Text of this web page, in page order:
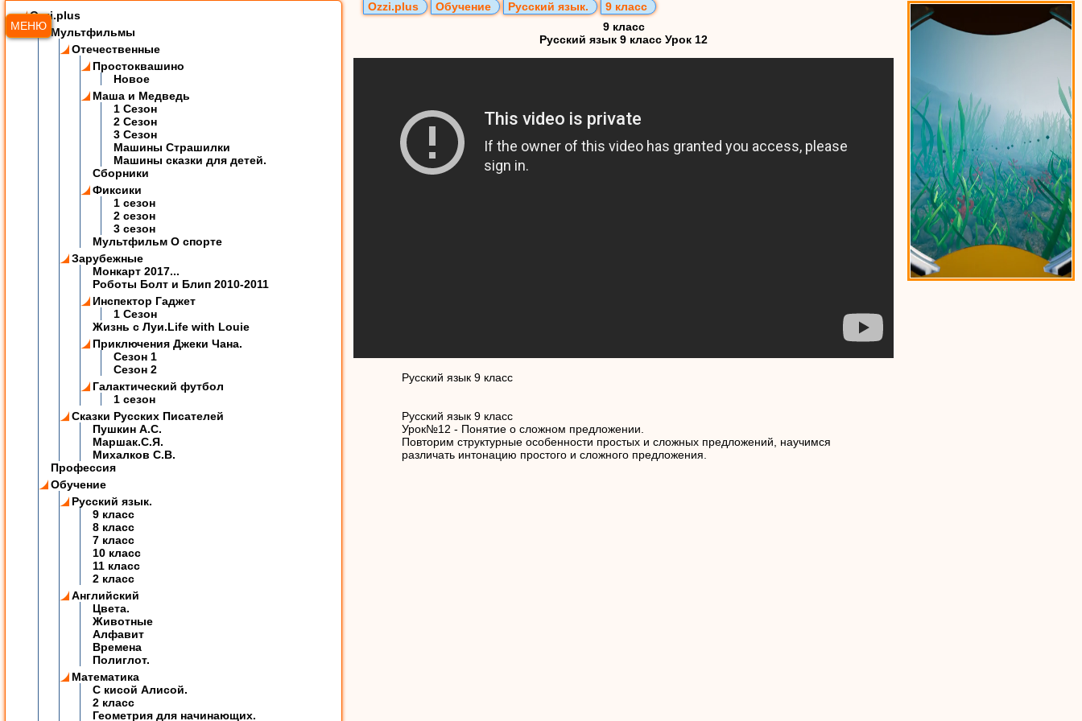
МЕНЮ
Ozzi.plus
Мультфильмы
Отечественные
Простоквашино
Новое
Маша и Медведь
1 Сезон
2 Сезон
3 Сезон
Машины Страшилки
Машины сказки для детей.
Сборники
Фиксики
1 сезон
2 сезон
3 сезон
Мультфильм О спорте
Зарубежные
Монкарт 2017...
Роботы Болт и Блип 2010-2011
Инспектор Гаджет
1 Сезон
Жизнь с Луи.Life with Louie
Приключения Джеки Чана.
Сезон 1
Сезон 2
Галактический футбол
1 сезон
Сказки Русских Писателей
Пушкин А.С.
Маршак.С.Я.
Михалков С.В.
Профессия
Обучение
Русский язык.
9 класс
8 класс
7 класс
10 класс
11 класс
2 класс
Английский
Цвета.
Животные
Алфавит
Времена
Полиглот.
Математика
C кисой Алисой.
2 класс
Геометрия для начинающих.
Ozzi.plus Обучение Русский язык.
9 класс
9 класс
Русский язык 9 класс Урок 12
Русский язык 9 класс
Русский язык 9 класс
Урок№12 - Понятие о сложном предложении.
Повторим структурные особенности простых и сложных предложений, научимся
различать интонацию простого и сложного предложения.